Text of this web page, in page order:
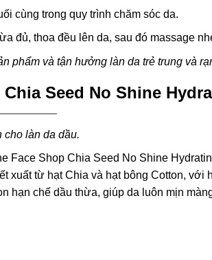
cùng trong quy trình chăm sóc da.
đủ, thoa đều lên da, sau đó massage
phẩm và tận hưởng làn da trẻ trung và
Seed No Shine
cho làn da dầu.
Face Shop Chia Seed No Shine
xuất từ hạt Chia và hạt bông Cotton, với
hạn chế dầu thừa, giúp da luôn mịn